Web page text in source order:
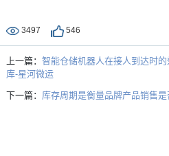
3497 546
上一篇： 智能仓储机器人在接人到达时
库-星河微运
下一篇： 库存周期是衡量品牌产品销售